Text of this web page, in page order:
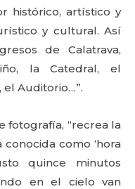
histórico, artístico y
y cultural. Así
de Calatrava,
la Catedral, el
Auditorio…”.
fotografía, “recrea la
como ‘hora
quince minutos
en el cielo van